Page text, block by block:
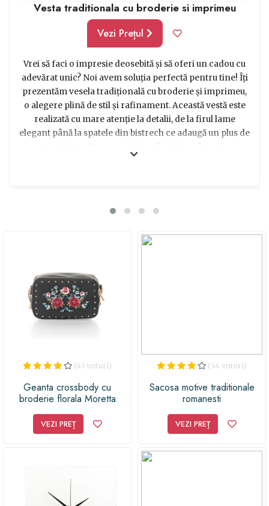
Vesta traditionala cu broderie si imprimeu
Vezi Prețul
Vrei să faci o impresie deosebită și să oferi un cadou cu
adevărat unic? Noi avem soluția perfectă pentru tine! Îți
prezentăm vesela tradițională cu broderie și imprimeu,
o alegere plină de stil și rafinament. Această vestă este
realizată cu mare atenție la detalii, de la firul lame
elegant până la spatele din bistrech ce adaugă un plus de
autenticitate. Nu numai că arată uimitor, dar este și
adăugând un detaliu suplimentar de eleganță. Această
considerată un cadou minunat pentru oricine iubește și
gânduri și surprinde-ți persoana dragă cu acest cadou
deosebit, care va fi cu siguranță pe placul ei!
(43 voturi)
Geanta crossbody cu
broderie florala Moretta
VEZI PREȚ
(54 voturi)
Sacosa motive traditionale
romanesti
VEZI PREȚ